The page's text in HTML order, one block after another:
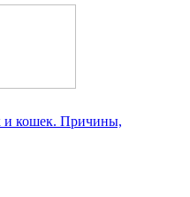
и кошек. Причины,